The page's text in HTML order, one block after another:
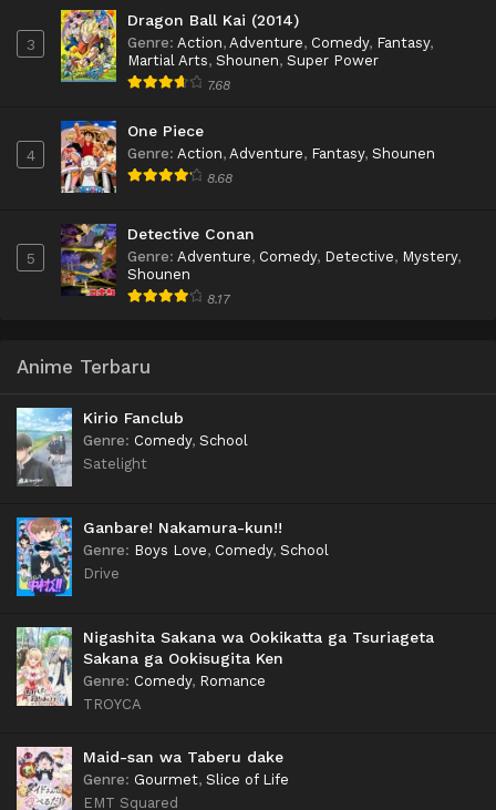
3
Dragon Ball Kai (2014)
Genre: Action, Adventure, Comedy, Fantasy,
Martial Arts, Shounen, Super Power
7.68
4
One Piece
Genre: Action, Adventure, Fantasy, Shounen
8.68
5
Detective Conan
Genre: Adventure, Comedy, Detective, Mystery,
Shounen
8.17
Anime Terbaru
Kirio Fanclub
Genre: Comedy, School
Satelight
Ganbare! Nakamura-kun!!
Genre: Boys Love, Comedy, School
Drive
Nigashita Sakana wa Ookikatta ga Tsuriageta
Sakana ga Ookisugita Ken
Genre: Comedy, Romance
TROYCA
Maid-san wa Taberu dake
Genre: Gourmet, Slice of Life
EMT Squared